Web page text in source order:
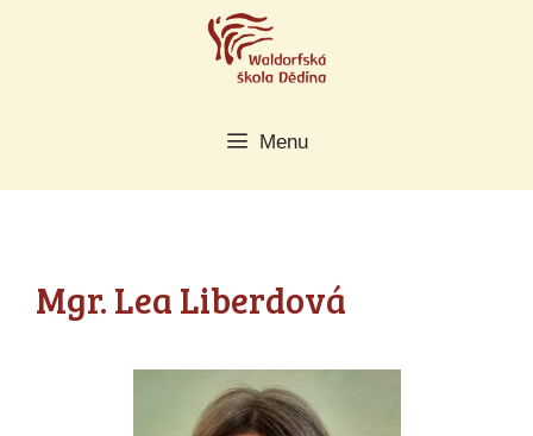
Menu
Mgr. Lea Liberdová